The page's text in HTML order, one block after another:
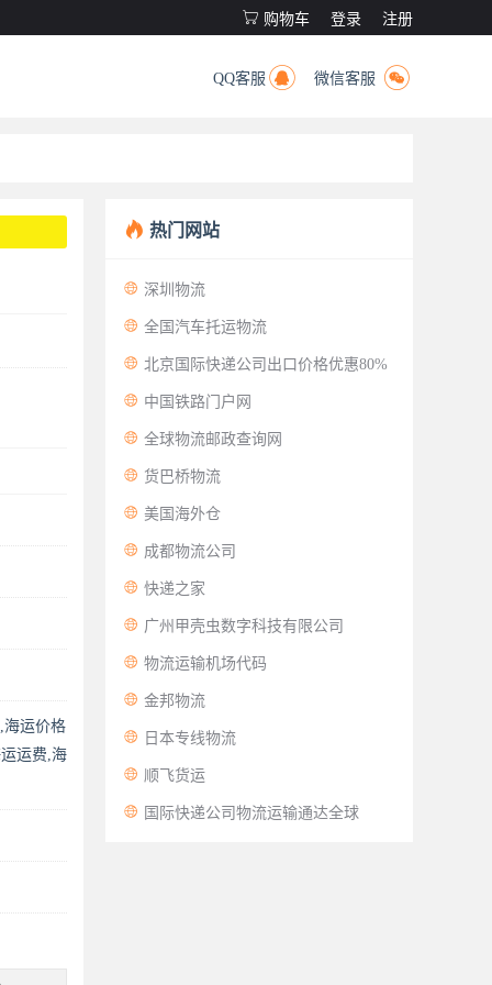
 购物车 登录 注册
QQ客服  微信客服 
海运价格
运费,海
 热门网站
 深圳物流
 全国汽车托运物流
 北京国际快递公司出口价格优惠80%
 中国铁路门户网
 全球物流邮政查询网
 货巴桥物流
 美国海外仓
 成都物流公司
 快递之家
 广州甲壳虫数字科技有限公司
 物流运输机场代码
 金邦物流
 日本专线物流
 顺飞货运
 国际快递公司物流运输通达全球